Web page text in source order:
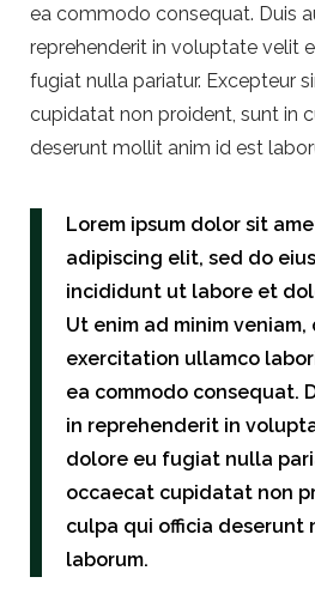
ea commodo consequat. Duis
reprehenderit in voluptate velit
fugiat nulla pariatur. Excepteur
cupidatat non proident, sunt in
deserunt mollit anim id est
Lorem ipsum dolor sit
adipiscing elit, sed do
incididunt ut labore et
Ut enim ad minim
exercitation ullamco
ea commodo consequat.
in reprehenderit in
dolore eu fugiat nulla
occaecat cupidatat non
culpa qui officia deserunt
laborum.